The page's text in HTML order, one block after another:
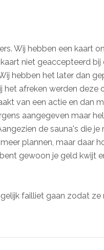
Wij hebben een kaart
niet geaccepteerd bij
hebben het later dan
het afreken werden
van een actie en dan
aangegeven maar
de sauna's die
plannen, maar daar
gewoon je geld kwijt
failliet gaan zodat